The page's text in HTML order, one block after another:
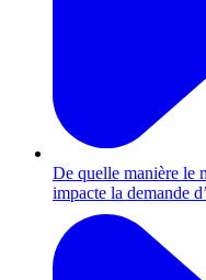
De quelle manière le
impacte la demande